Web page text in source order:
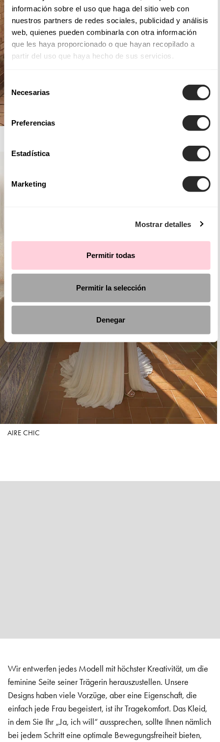
información sobre el uso que haga del sitio web con
nuestros partners de redes sociales, publicidad y análisis
web, quienes pueden combinarla con otra información
que les haya proporcionado o que hayan recopilado a
partir del uso que haya hecho de sus servicios.
Selección
de
consentimiento
Necesarias
Preferencias
Estadística
Marketing
Mostrar detalles
Permitir todas
Permitir la selección
Denegar
AIRE CHIC
Wir entwerfen jedes Modell mit höchster Kreativität, um die
feminine Seite seiner Trägerin herauszustellen. Unsere
Designs haben viele Vorzüge, aber eine Eigenschaft, die
einfach jede Frau begeistert, ist ihr Tragekomfort. Das Kleid,
in dem Sie Ihr „Ja, ich will“ aussprechen, sollte Ihnen nämlich
bei jedem Schritt eine optimale Bewegungsfreiheit bieten,